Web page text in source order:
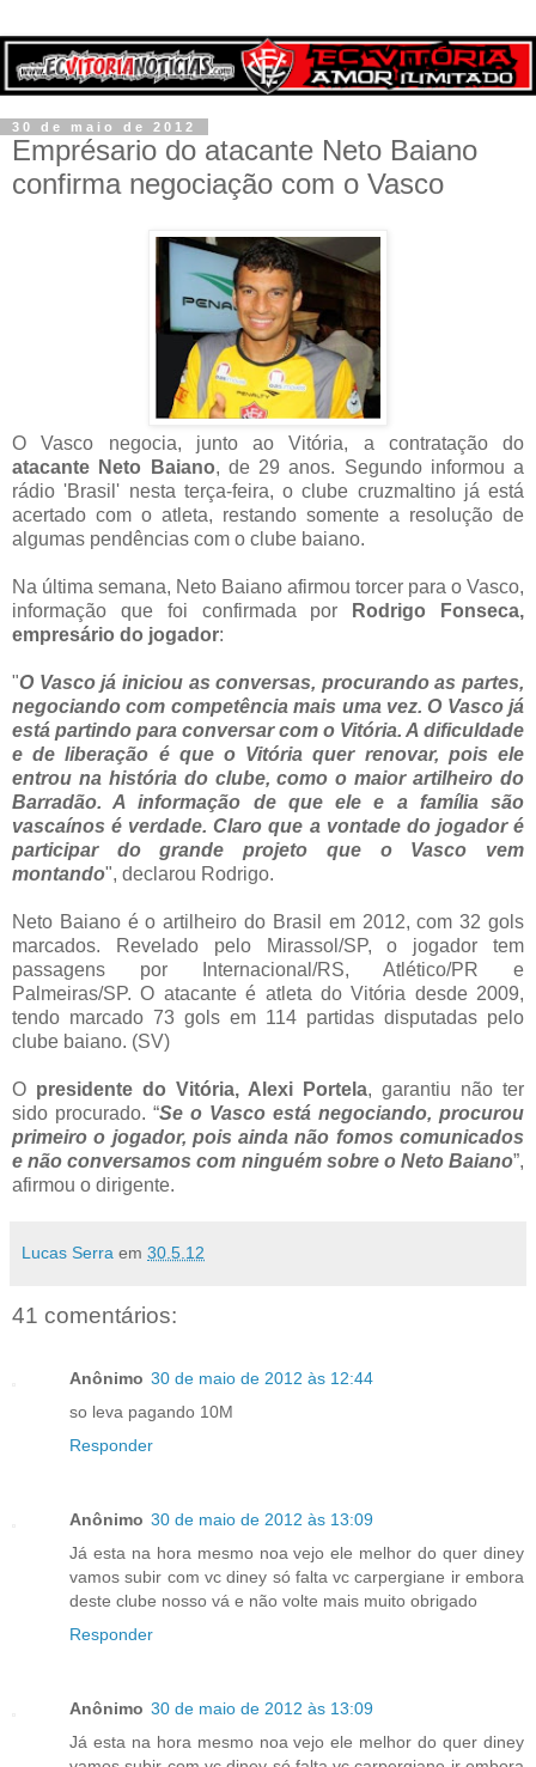
30 de maio de 2012
Emprésario do atacante Neto Baiano
confirma negociação com o Vasco
O Vasco negocia, junto ao Vitória, a contratação do
atacante Neto Baiano, de 29 anos. Segundo informou a
rádio 'Brasil' nesta terça-feira, o clube cruzmaltino já está
acertado com o atleta, restando somente a resolução de
algumas pendências com o clube baiano.
Na última semana, Neto Baiano afirmou torcer para o Vasco,
informação que foi confirmada por
Rodrigo Fonseca,
empresário do jogador:
"O Vasco já iniciou as conversas, procurando as partes,
negociando com competência mais uma vez. O Vasco já
está partindo para conversar com o Vitória. A dificuldade
e de liberação é que o Vitória quer renovar, pois ele
entrou na história do clube, como o maior artilheiro do
Barradão. A informação de que ele e a família são
vascaínos é verdade. Claro que a vontade do jogador é
participar do grande projeto que o Vasco vem
montando", declarou Rodrigo.
Neto Baiano é o artilheiro do Brasil em 2012, com 32 gols
marcados. Revelado pelo Mirassol/SP, o jogador tem
passagens por Internacional/RS, Atlético/PR e
Palmeiras/SP. O atacante é atleta do Vitória desde 2009,
tendo marcado 73 gols em 114 partidas disputadas pelo
clube baiano. (SV)
O presidente do Vitória, Alexi Portela, garantiu não ter
sido procurado. “Se o Vasco está negociando, procurou
primeiro o jogador, pois ainda não fomos comunicados
e não conversamos com ninguém sobre o Neto Baiano”,
afirmou o dirigente.
Lucas Serra em 30.5.12
41 comentários:
Anônimo 30 de maio de 2012 às 12:44
so leva pagando 10M
Responder
Anônimo 30 de maio de 2012 às 13:09
Já esta na hora mesmo noa vejo ele melhor do quer diney
vamos subir com vc diney só falta vc carpergiane ir embora
deste clube nosso vá e não volte mais muito obrigado
Responder
Anônimo 30 de maio de 2012 às 13:09
Já esta na hora mesmo noa vejo ele melhor do quer diney